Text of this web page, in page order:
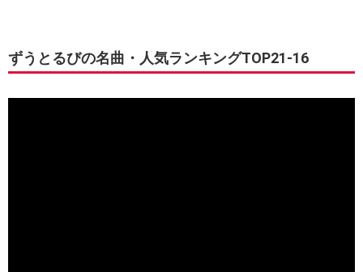
ずうとるびの名曲・人気ランキングTOP21-16